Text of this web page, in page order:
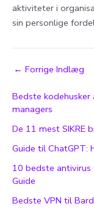
aktiviteter i
sin personlige
Post
← Forrige Indlæg
Bedste
managers
De 11 mest SIKRE
Guide til ChatGPT:
10 bedste
Guide
Bedste VPN til